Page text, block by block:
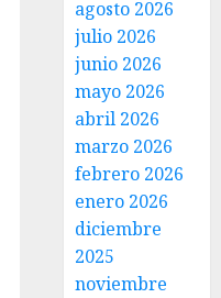
agosto 2026
julio 2026
junio 2026
mayo 2026
abril 2026
marzo 2026
febrero 2026
enero 2026
diciembre
2025
noviembre